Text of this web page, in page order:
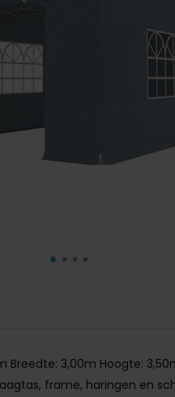
3,00m Hoogte:
frame, haringen en